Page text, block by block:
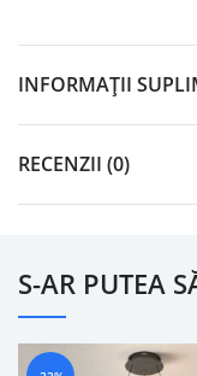
INFORMAȚII
RECENZII (0)
S-AR PUTEA